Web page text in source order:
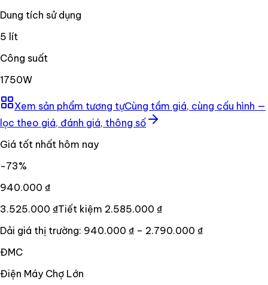
Dung tích sử dụng
5 lít
Công suất
1750W
Xem sản phẩm tương tựCùng tầm giá, cùng cấu hình —
lọc theo giá, đánh giá, thông số
Giá tốt nhất hôm nay
−73%
940.000 ₫
3.525.000 ₫Tiết kiệm 2.585.000 ₫
Dải giá thị trường: 940.000 ₫ – 2.790.000 ₫
ĐMC
Điện Máy Chợ Lớn